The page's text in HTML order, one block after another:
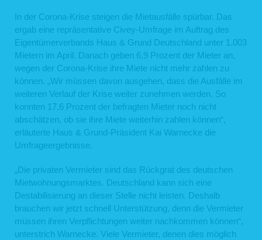
In der Corona-Krise steigen die Mietausfälle spürbar. Das
ergab eine repräsentative Civey-Umfrage im Auftrag des
Eigentümerverbands Haus & Grund Deutschland unter 1.003
Mietern im April. Danach geben 6,9 Prozent der Mieter an,
wegen der Corona-Krise ihre Miete nicht mehr zahlen zu
können. „Wir müssen davon ausgehen, dass die Ausfälle im
weiteren Verlauf der Krise weiter zunehmen werden. So
konnten 17,6 Prozent der befragten Mieter noch nicht
abschätzen, ob sie ihre Miete weiterhin zahlen können“,
erläuterte Haus & Grund-Präsident Kai Warnecke die
Umfrageergebnisse.
„Die privaten Vermieter sind das Rückgrat des deutschen
Mietwohnungsmarktes. Deutschland kann sich eine
Destabilisierung an dieser Stelle nicht leisten. Deshalb
brauchen wir jetzt schnell Unterstützung, denn die Vermieter
müssen ihren Verpflichtungen weiter nachkommen können“,
unterstrich Warnecke. Viele Vermieter, denen dies möglich